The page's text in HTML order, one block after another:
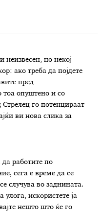
неизвесен, но некој
ако треба да појдете
пред
тоа опуштено и со
Стрелец го потенцираат
ви нова слика за
да работите по
сега е време да се
случува во заднината.
искористете ја
нешто што ќе го